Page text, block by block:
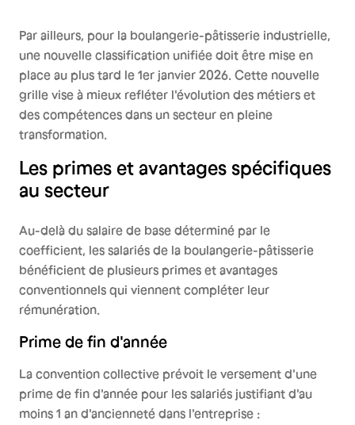
Par ailleurs, pour la boulangerie-pâtisserie industrielle,
une nouvelle classification unifiée doit être mise en
place au plus tard le 1er janvier 2026. Cette nouvelle
grille vise à mieux refléter l'évolution des métiers et
des compétences dans un secteur en pleine
transformation.
Les primes et avantages spécifiques
au secteur
Au-delà du salaire de base déterminé par le
coefficient, les salariés de la boulangerie-pâtisserie
bénéficient de plusieurs primes et avantages
conventionnels qui viennent compléter leur
rémunération.
Prime de fin d'année
La convention collective prévoit le versement d'une
prime de fin d'année pour les salariés justifiant d'au
moins 1 an d'ancienneté dans l'entreprise :